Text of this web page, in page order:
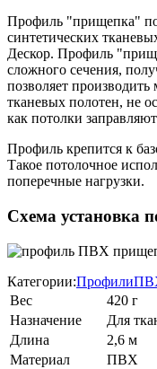
Профиль "прищепка"
синтетических
Дескор. Профиль
сложного сечения,
позволяет
тканевых полотен, не
как потолки
Профиль крепится к
Такое потолочное
поперечные нагрузки.
Схема установка
Категории:Профили
Вес
420 г
Назначение
Для
Длина
2,6 м
Материал
ПВХ